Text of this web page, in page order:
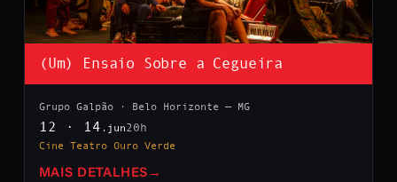
(Um) Ensaio Sobre a Cegueira
Grupo Galpão · Belo Horizonte — MG
12 · 14 .jun20h
Cine Teatro Ouro Verde
MAIS DETALHES →